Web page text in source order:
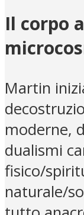
Il corpo
Martin
moderne,
dualismi
fisico/
naturale/